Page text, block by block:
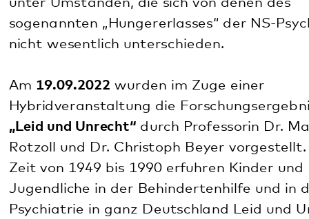
Weiterführende Links
Informationen zur Dauer- und
Wanderausstellung: www.ns-psychiatrie-
pfalz.de
Weitere Informationen zur Kinder-
Ausstellung:www.im-gedenken-der-kinder.de
Informationen zur Gedenkarbeit in Rheinland-
Pfalz:www.gedenkarbeit-rlp.de